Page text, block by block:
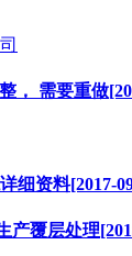
， 需要重做
细资料[2017-
产覆层处理